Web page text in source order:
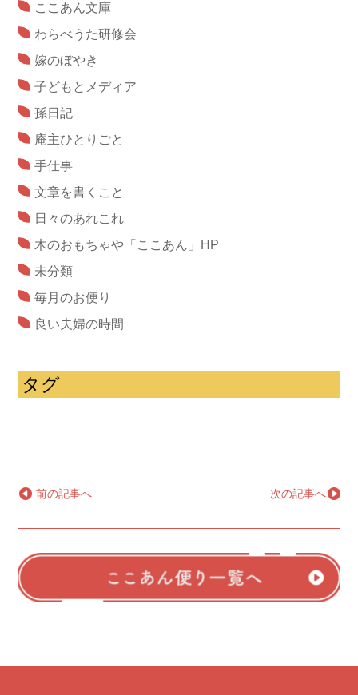
ここあん文庫
わらべうた研修会
嫁のぼやき
子どもとメディア
孫日記
庵主ひとりごと
手仕事
文章を書くこと
日々のあれこれ
木のおもちゃや「ここあん」HP
未分類
毎月のお便り
良い夫婦の時間
タグ
← 前の記事へ 次の記事へ→